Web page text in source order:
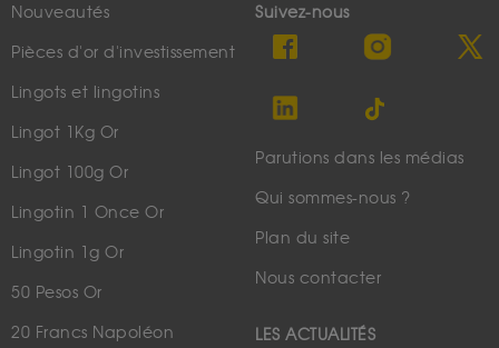
Nouveautés
Pièces d'or d'investissement
Lingots et lingotins
Lingot 1Kg Or
Lingot 100g Or
Lingotin 1 Once Or
Lingotin 1g Or
50 Pesos Or
20 Francs Napoléon
Suivez-nous
Parutions dans les médias
Qui sommes-nous ?
Plan du site
Nous contacter
LES ACTUALITÉS